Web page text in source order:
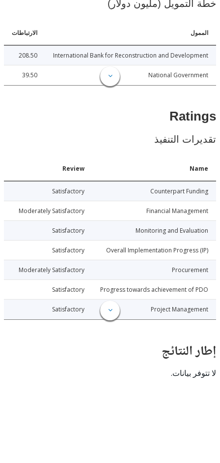
(مليون دولار)
الارتباطات
International Bank for Reconstruction and
208.50
National
التنفيذ
Counterpart
Satisfactory
Financial
Moderately Satisfactory
06-29
Monitoring and
Satisfactory
Overall Implementation
Satisfactory
Moderately Satisfactory
06-29
Progress towards achievement of
Satisfactory
Project
Satisfactory
بيانات.